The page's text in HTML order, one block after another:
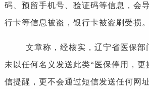
码、预留手机号、验证码等信息，会
行卡等信息被盗，银行卡被盗刷受损。
文章称，经核实，辽宁省医保部
未以任何名义发送此类“医保停用，更
信提醒，更不会通过短信发送任何网